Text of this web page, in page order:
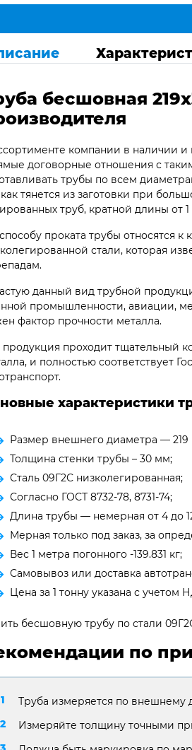
бесшовная
компании в наличии и
договорные отношения с
трубы по всем
как тянется из заготовки при
труб, кратной длины от 1
проката трубы относятся
стали, которая
данный вид трубной
промышленности, авиации,
фактор прочности металла.
продукция проходит тщательный
и полностью соответствует
характеристики
Размер внешнего диаметра —
Толщина стенки трубы – 30 мм;
Сталь 09Г2С низколегированная;
Согласно ГОСТ 8732-78, 8731-74;
Длина трубы — немерная от 4 до
Мерная только под заказ, за
Вес 1 метра погонного -139.831 кг;
Самовывоз или доставка
Цена за 1 тонну указана с учетом
бесшовную трубу по стали
по
Труба измеряется по внешнему
Измеряйте толщину точными